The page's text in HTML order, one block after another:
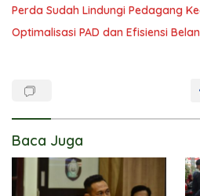
Perda Sudah Lindungi Pedagang
Optimalisasi PAD dan Efisiensi
Baca Juga